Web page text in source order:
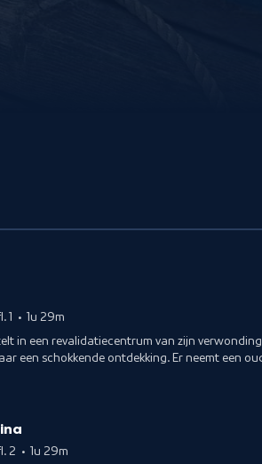
1 • 1u 29m
in een revalidatiecentrum van zijn
een schokkende ontdekking. Er neemt een
2 • 1u 29m